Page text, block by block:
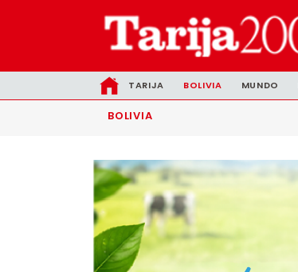
TARIJA BOLIVIA MUNDO
BOLIVIA